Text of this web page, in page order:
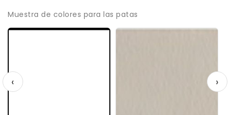
Muestra de colores para las patas
‹ ›